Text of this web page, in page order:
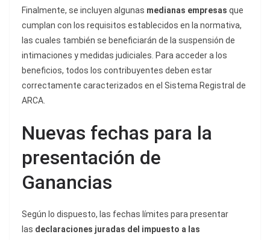
Finalmente, se incluyen algunas medianas empresas que
cumplan con los requisitos establecidos en la normativa,
las cuales también se beneficiarán de la suspensión de
intimaciones y medidas judiciales. Para acceder a los
beneficios, todos los contribuyentes deben estar
correctamente caracterizados en el Sistema Registral de
ARCA.
Nuevas fechas para la
presentación de
Ganancias
Según lo dispuesto, las fechas límites para presentar
las declaraciones juradas del impuesto a las